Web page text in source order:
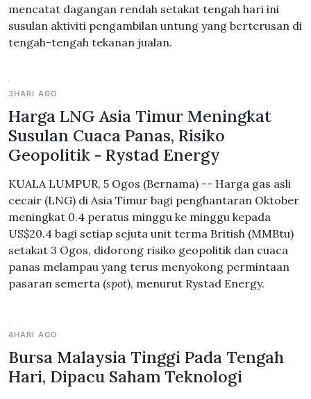
mencatat dagangan rendah setakat tengah hari ini
susulan aktiviti pengambilan untung yang berterusan di
tengah-tengah tekanan jualan.
3HARI AGO
Harga LNG Asia Timur Meningkat
Susulan Cuaca Panas, Risiko
Geopolitik - Rystad Energy
KUALA LUMPUR, 5 Ogos (Bernama) -- Harga gas asli
cecair (LNG) di Asia Timur bagi penghantaran Oktober
meningkat 0.4 peratus minggu ke minggu kepada
US$20.4 bagi setiap sejuta unit terma British (MMBtu)
setakat 3 Ogos, didorong risiko geopolitik dan cuaca
panas melampau yang terus menyokong permintaan
pasaran semerta (spot), menurut Rystad Energy.
4HARI AGO
Bursa Malaysia Tinggi Pada Tengah
Hari, Dipacu Saham Teknologi